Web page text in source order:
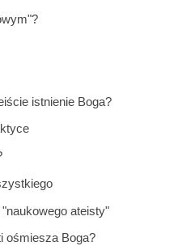
istnienie Boga?
"naukowego ateisty"
ośmiesza Boga?